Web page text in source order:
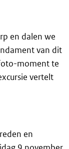
en dalen we
van dit
moment te
vertelt
en